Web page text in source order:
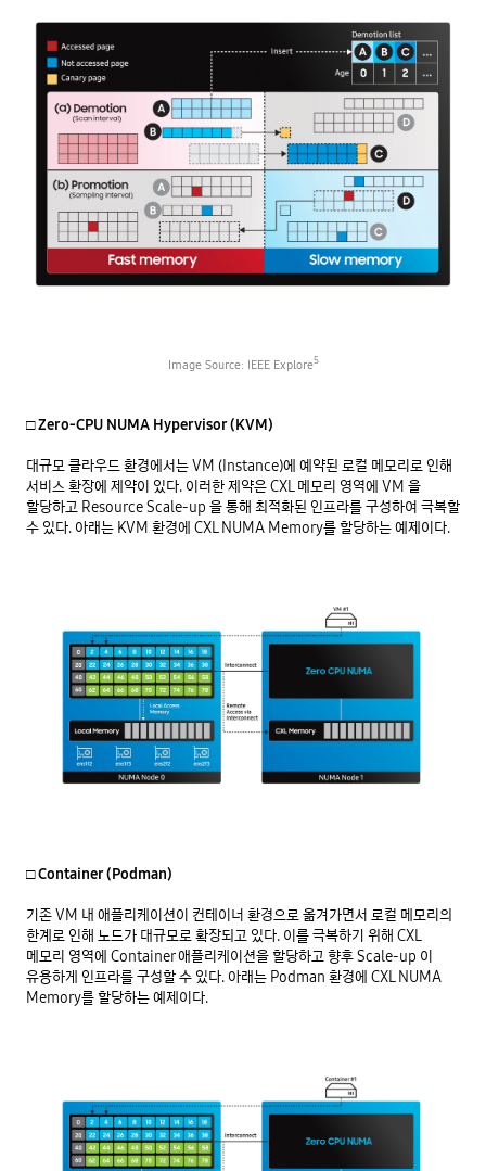
Image Source: IEEE Explore5
□ Zero-CPU NUMA Hypervisor (KVM)
대규모 클라우드 환경에서는 VM (Instance)에 예약된 로컬 메모리로 인해
서비스 확장에 제약이 있다. 이러한 제약은 CXL 메모리 영역에 VM 을
할당하고 Resource Scale-up 을 통해 최적화된 인프라를 구성하여 극복할
수 있다. 아래는 KVM 환경에 CXL NUMA Memory를 할당하는 예제이다.
□ Container (Podman)
기존 VM 내 애플리케이션이 컨테이너 환경으로 옮겨가면서 로컬 메모리의
한계로 인해 노드가 대규모로 확장되고 있다. 이를 극복하기 위해 CXL
메모리 영역에 Container 애플리케이션을 할당하고 향후 Scale-up 이
유용하게 인프라를 구성할 수 있다. 아래는 Podman 환경에 CXL NUMA
Memory를 할당하는 예제이다.